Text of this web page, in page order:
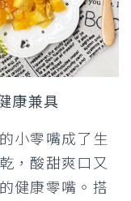
康兼具
小零嘴成了生
，酸甜爽口又
健康零嘴。搭